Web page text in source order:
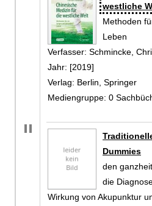
westliche
Methoden
Leben
Verfasser: Schmincke,
Jahr: [2019]
Verlag: Berlin, Springer
Mediengruppe: 0
Dummies
den
die
Wirkung von Akupunktur